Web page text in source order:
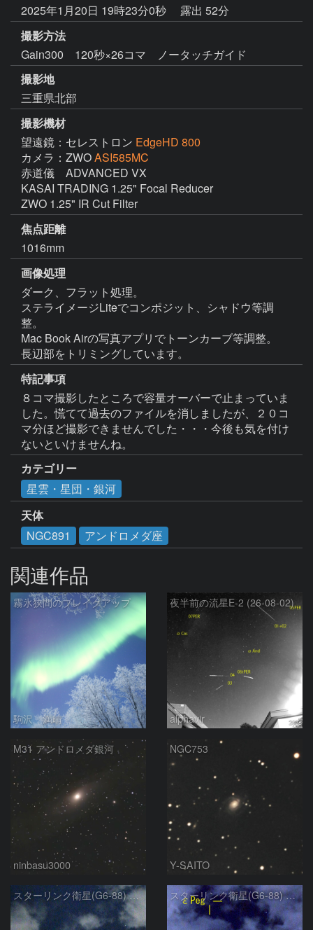
2025年1月20日 19時23分0秒
露出 52分
撮影方法
Gain300 120秒×26コマ ノータッチガイド
撮影地
三重県北部
撮影機材
望遠鏡：セレストロン EdgeHD 800
カメラ：ZWOASI585MC
赤道儀　ADVANCED VX
KASAI TRADING 1.25" Focal Reducer
焦点距離
1016mm
画像処理
ダーク、フラット処理。
ステライメージLiteでコンポジット、シャドウ等調
整。
Mac Book Airの写真アプリでトーンカーブ等調整。
長辺部をトリミングしています。
特記事項
８コマ撮影したところで容量オーバーで止まっていま
した。慌てて過去のファイルを消しましたが、２０コ
マ分ほど撮影できませんでした・・・今後も気を付け
ないといけませんね。
カテゴリー
星雲・星団・銀河
天体
NGC891
アンドロメダ座
関連作品
霧氷狭間のブレイクアップ
駒沢 満晴
夜半前の流星E-2 (26-08-02)
alphavir
M31 アンドロメダ銀河
ninbasu3000
NGC753
Y-SAITO
スターリンク衛星(G6-88) 1月6日 ② スターリンク衛星(G6-88) 1月6日 ①